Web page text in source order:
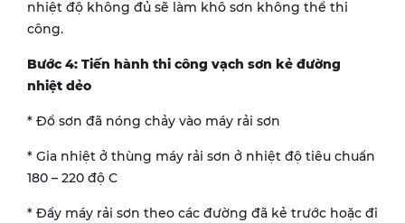
nhiệt độ không đủ sẽ làm khô sơn không thể thi
công.
Bước 4: Tiến hành thi công vạch sơn kẻ đường
nhiệt dẻo
* Đổ sơn đã nóng chảy vào máy rải sơn
* Gia nhiệt ở thùng máy rải sơn ở nhiệt độ tiêu chuẩn
180 – 220 độ C
* Đẩy máy rải sơn theo các đường đã kẻ trước hoặc đi